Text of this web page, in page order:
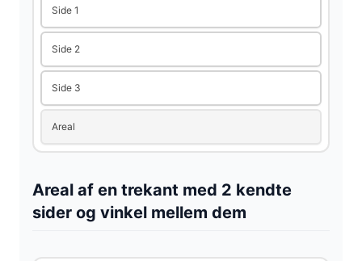
Side 1
Side 2
Side 3
Areal
Areal af en trekant med 2 kendte
sider og vinkel mellem dem